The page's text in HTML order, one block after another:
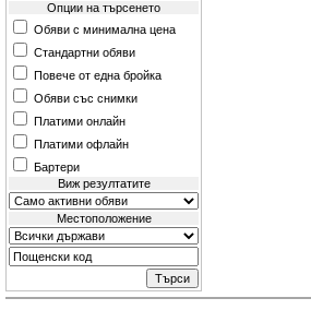
Опции на търсенето
Обяви с минимална цена
Стандартни обяви
Повече от една бройка
Обяви със снимки
Платими онлайн
Платими офлайн
Бартери
Виж резултатите
Местоположение